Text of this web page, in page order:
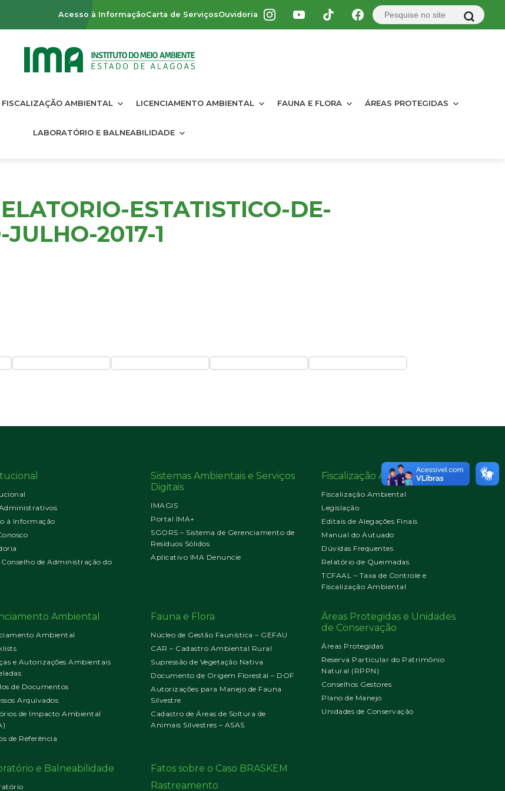
Acesso à InformaçãoCarta de ServiçosOuvidoria
FISCALIZAÇÃO AMBIENTAL LICENCIAMENTO AMBIENTAL FAUNA E FLORA ÁREAS PROTEGIDAS
LABORATÓRIO E BALNEABILIDADE
ESTATISTICO-DE-
JULHO-2017-1
à Informação
Conselho de Administração do
Sistemas Ambientais e Serviços
Digitais
IMAGIS
Portal IMA+
SGORS – Sistema de Gerenciamento de
Resíduos Sólidos
Aplicativo IMA Denuncie
Fiscalização Ambiental
Fiscalização Ambiental
Legislação
Editais de Alegações Finais
Manual do Autuado
Dúvidas Frequentes
Relatório de Queimadas
TCFAAL – Taxa de Controle e
Fiscalização Ambiental
Ambiental
Ambiental
e Autorizações Ambientais
de Documentos
Arquivados
de Impacto Ambiental
de Referência
Fauna e Flora
Núcleo de Gestão Faunística – GEFAU
CAR – Cadastro Ambiental Rural
Supressão de Vegetação Nativa
Documento de Origem Florestal – DOF
Autorizações para Manejo de Fauna
Silvestre
Cadastro de Áreas de Soltura de
Animais Silvestres – ASAS
Áreas Protegidas e Unidades
de Conservação
Áreas Protegidas
Reserva Particular do Patrimônio
Natural (RPPN)
Conselhos Gestores
Plano de Manejo
Unidades de Conservação
e Balneabilidade
Fatos sobre o Caso BRASKEM
Rastreamento